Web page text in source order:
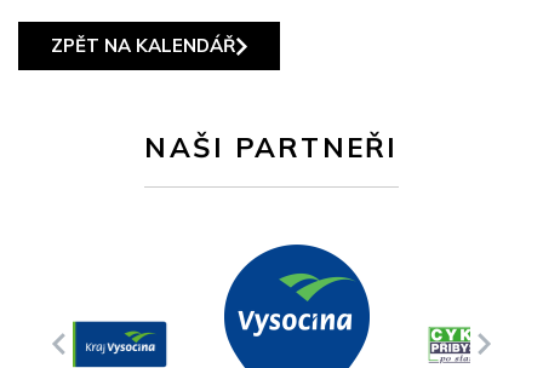
ZPĚT NA KALENDÁŘ
NAŠI PARTNEŘI